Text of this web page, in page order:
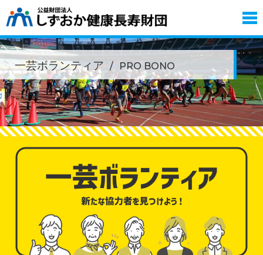
一芸ボランティア PRO BONO